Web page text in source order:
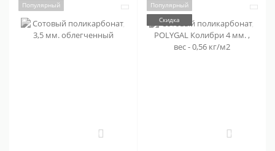
Популярный
Популярный
Скидка